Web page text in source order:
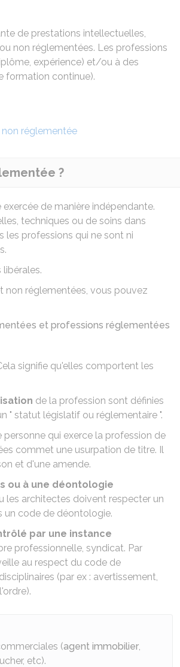
de prestations intellectuelles,
non réglementées. Les professions
expérience) et/ou à des
formation continue).
réglementée
?
de manière indépendante.
techniques ou de soins dans
les professions qui ne sont ni
non réglementées, vous pouvez
et professions réglementées
signifie qu'elles comportent les
de la profession sont définies
" statut législatif ou réglementaire ".
personne qui exerce la profession de
commet une usurpation de titre. Il
et d'une amende.
ou à une déontologie
les architectes doivent respecter un
un code de déontologie.
par une instance
professionnelle, syndicat. Par
au respect du code de
(par ex : avertissement,
(agent immobilier,
etc).